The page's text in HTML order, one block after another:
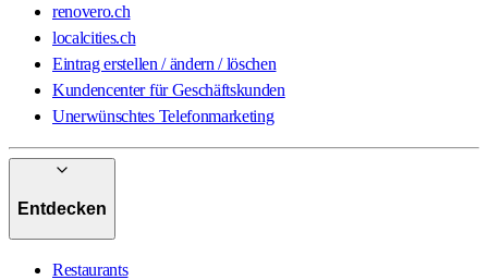
renovero.ch
localcities.ch
Eintrag erstellen / ändern / löschen
Kundencenter für Geschäftskunden
Unerwünschtes Telefonmarketing
Entdecken
Restaurants